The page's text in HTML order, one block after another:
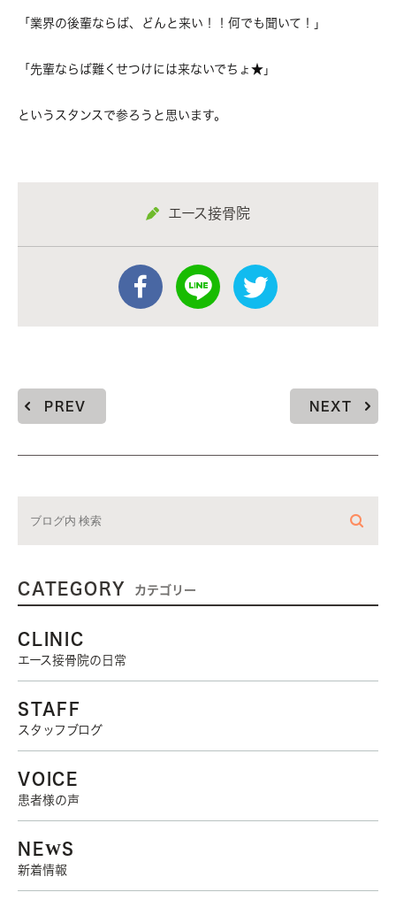
「業界の後輩ならば、どんと来い！！何でも聞いて！」
「先輩ならば難くせつけには来ないでちょ★」
というスタンスで参ろうと思います。
エース接骨院
PREV NEXT
CATEGORY カテゴリー
CLINIC
エース接骨院の日常
STAFF
スタッフブログ
VOICE
患者様の声
NEWS
新着情報